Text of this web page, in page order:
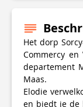
Het dorp
Commercy
departement
Maas.
Elodie
en biedt je de